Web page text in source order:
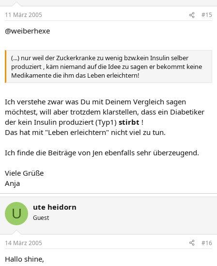
11 März 2005 #15
@weiberhexe
(...) nur weil der Zuckerkranke zu wenig bzw.kein Insulin selber
produziert , käm niemand auf die Idee zu sagen er bekommt keine
Medikamente die ihm das Leben erleichtern!
Ich verstehe zwar was Du mit Deinem Vergleich sagen
möchtest, will aber trotzdem klarstellen, dass ein Diabetiker
der kein Insulin produziert (Typ1) stirbt !
Das hat mit "Leben erleichtern" nicht viel zu tun.
Ich finde die Beiträge von Jen ebenfalls sehr überzeugend.
Viele Grüße
Anja
U ute heidorn
Guest
14 März 2005 #16
Hallo shine,